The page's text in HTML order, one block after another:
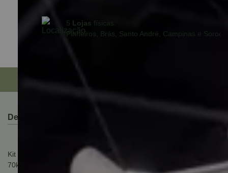
Parcele em até 10x sem juros no cartão
para compras acima de R$590,00
Descrição do Produto
Kit coplanar c-1000 lado direito fixação lateral 851 a 1000mm
70kg rometal